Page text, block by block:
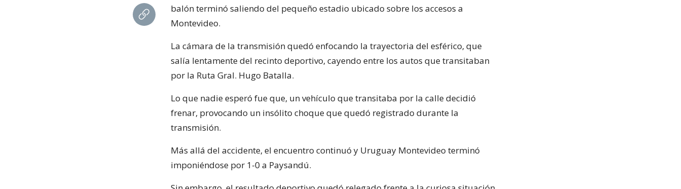
balón terminó saliendo del pequeño estadio ubicado sobre los accesos a
Montevideo.
La cámara de la transmisión quedó enfocando la trayectoria del esférico, que
salía lentamente del recinto deportivo, cayendo entre los autos que transitaban
por la Ruta Gral. Hugo Batalla.
Lo que nadie esperó fue que, un vehículo que transitaba por la calle decidió
frenar, provocando un insólito choque que quedó registrado durante la
transmisión.
Más allá del accidente, el encuentro continuó y Uruguay Montevideo terminó
imponiéndose por 1-0 a Paysandú.